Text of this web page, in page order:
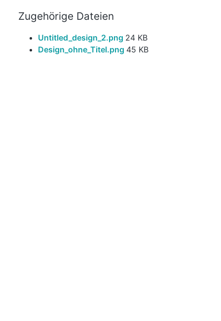
Zugehörige Dateien
Untitled_design_2.png 24 KB
Design_ohne_Titel.png 45 KB